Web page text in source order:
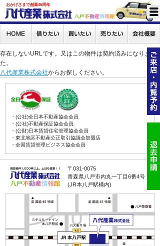
おかげさまで創業46周年
存在しないURLです。又はこの物件は契約済みになりまし
た。
八代産業株式会社からお探しください。
・(公社)全日本不動産協会会員
・(公社)不動産保証協会会員
・(公財)日本賃貸住宅管理協会会員
・東北地区不動産公正取引協議会加盟店
・全国賃貸管理ビジネス協会会員
〒031-0075
青森県八戸市内丸一丁目6番4号
(JR本八戸駅構内)